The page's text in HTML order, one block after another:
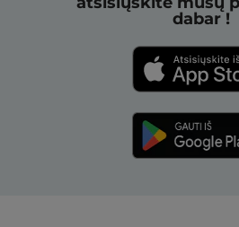
dabar !